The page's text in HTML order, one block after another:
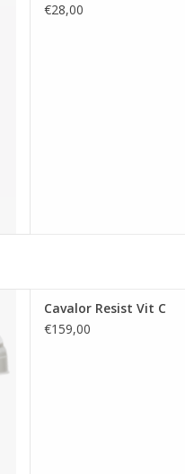
€28,00
Cavalor Resist Vit C
€159,00